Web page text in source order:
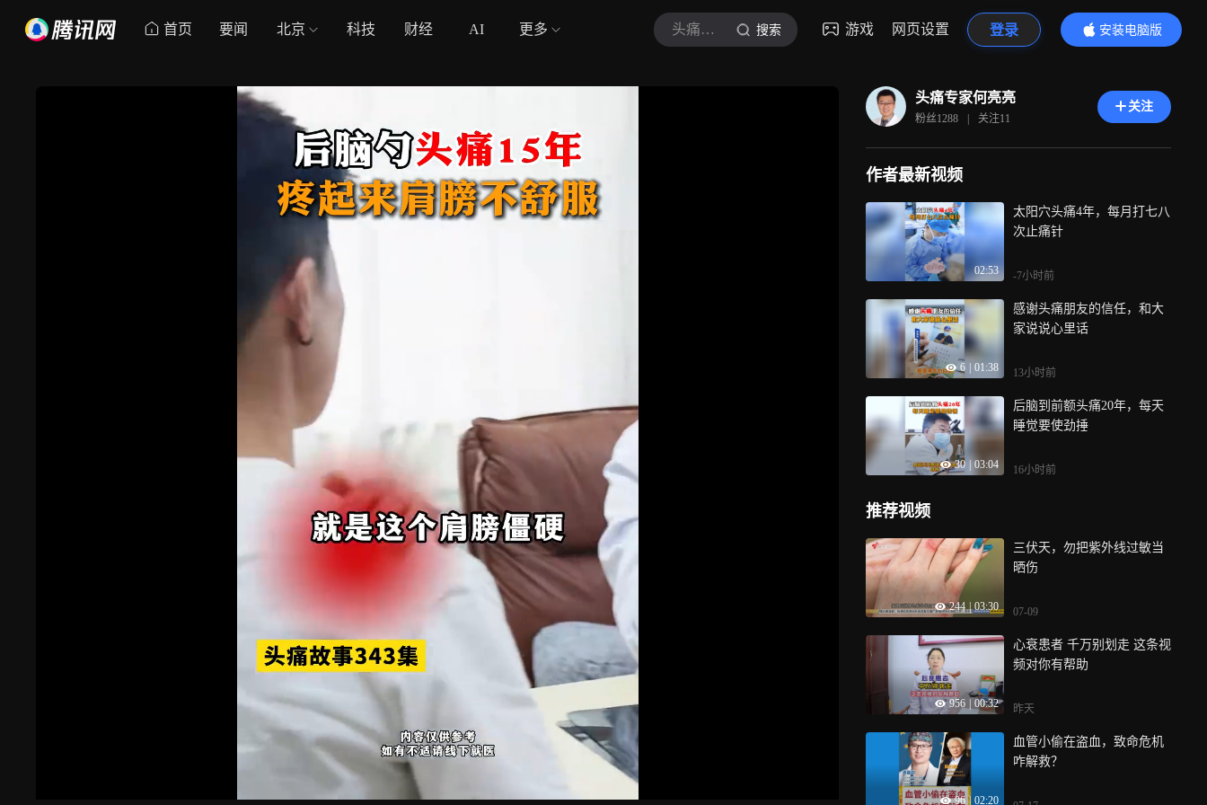
首页 要闻 北京 科技 财经 AI 更多 头痛专家何亮亮 搜索 游戏 网页设置 登录
安装电脑版
内容更精彩
头痛专家何亮亮
粉丝1288 | 关注11
关注
作者最新视频
02:53
太阳穴头痛4年，每月打七八
次止痛针
-7小时前
6 01:38
感谢头痛朋友的信任，和大
家说说心里话
13小时前
30 03:04
后脑到前额头痛20年，每天
睡觉要使劲捶
16小时前
推荐视频
244 | 03:30
三伏天，勿把紫外线过敏当
晒伤
07-09
956 00:32
心衰患者 千万别划走 这条视
频对你有帮助
昨天
96 | 02:20
血管小偷在盗血，致命危机
咋解救？